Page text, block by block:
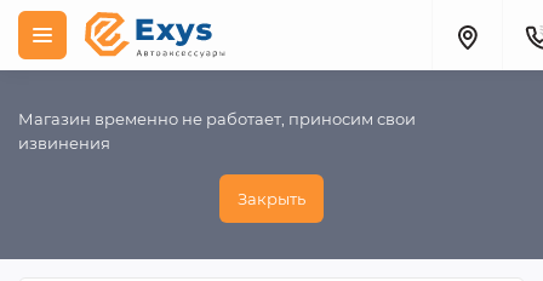
Магазин временно не работает, приносим свои
извинения
Закрыть